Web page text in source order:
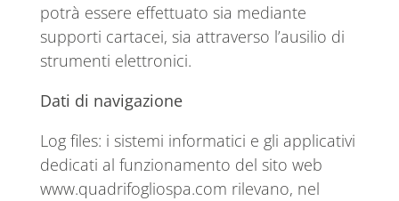
potrà essere effettuato sia mediante
supporti cartacei, sia attraverso l’ausilio di
strumenti elettronici.
Dati di navigazione
Log files: i sistemi informatici e gli applicativi
dedicati al funzionamento del sito web
www.quadrifogliospa.com rilevano, nel